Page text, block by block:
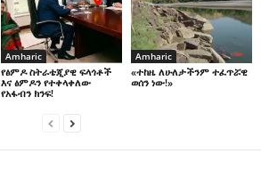
Amharic
የፅምዶ ስትራቴጂያዊ ፍላጎቶች
እና ፅምዶን የተቀላቀለው
የአፋብን ክንፍ!
Amharic
«ተከዜ ለሁለታችንም ተፈጥሯዊ
ወሰን ነው!»